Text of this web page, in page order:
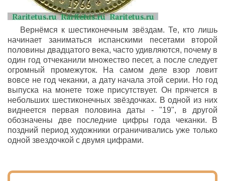
Вернёмся к шестиконечным звёздам. Те, кто лишь
начинает заниматься испанскими песетами второй
половины двадцатого века, часто удивляются, почему в
один год отчеканили множество песет, а после следует
огромный промежуток. На самом деле взор ловит
вовсе не год чеканки, а дату начала этой серии. Но год
выпуска на монете тоже присутствует. Он прячется в
небольших шестиконечных звёздочках. В одной из них
виднеется первая половина даты - "19", в другой
обозначены две последние цифры года чеканки. В
поздний период художники ограничивались уже только
одной звездочкой с двумя цифрами.